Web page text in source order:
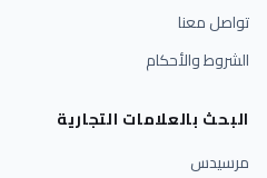
تواصل معنا
الشروط والأحكام
البحث بالعلامات التجارية
مرسيدس